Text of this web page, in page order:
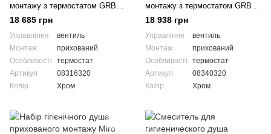
монтажу з термостатом GRB
Intimixer 08316320
18 685 грн
Управління
вентиль
Монтаж
прихований
Особливості
термостат
Артикул
08316320
Колір
Хром
монтажу з термостатом GRB
Intimixer 08340320
18 938 грн
Управління
вентиль
Монтаж
прихований
Особливості
термостат
Артикул
08340320
Колір
Хром